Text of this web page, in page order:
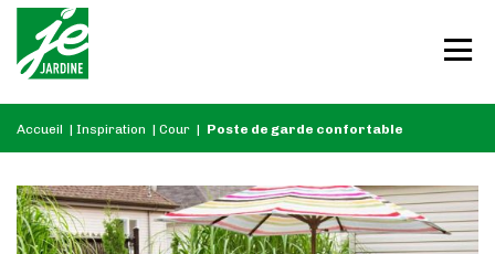
Accueil | Inspiration | Cour | Poste de garde confortable